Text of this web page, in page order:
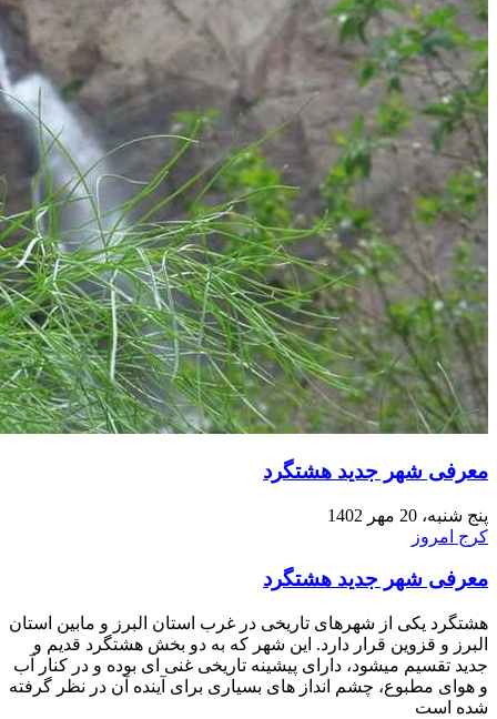
معرفی شهر جدید هشتگرد
پنج شنبه، 20 مهر 1402
کرج امروز
معرفی شهر جدید هشتگرد
هشتگرد یکی از شهرهای تاریخی در غرب استان البرز و مابین استان
البرز و قزوین قرار دارد. این شهر که به دو بخش هشتگرد قدیم و
جدید تقسیم میشود، دارای پیشینه تاریخی غنی ای بوده و در کنار آب
و هوای مطبوع، چشم انداز های بسیاری برای آینده آن در نظر گرفته
شده است